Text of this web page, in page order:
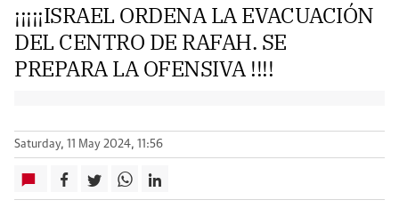
¡¡¡¡¡ISRAEL ORDENA LA EVACUACIÓN
DEL CENTRO DE RAFAH. SE
PREPARA LA OFENSIVA !!!!
Saturday, 11 May 2024, 11:56